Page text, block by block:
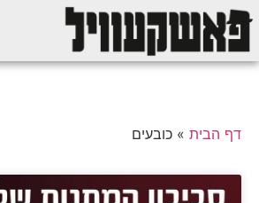
דף הבית » כובעים